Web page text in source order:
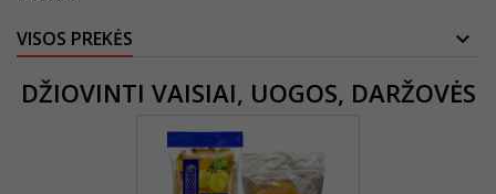
VISOS PREKĖS
DŽIOVINTI VAISIAI, UOGOS, DARŽOVĖS